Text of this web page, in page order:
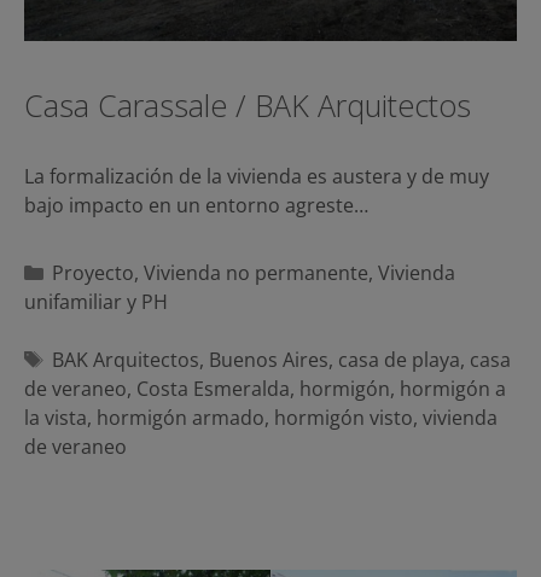
Casa Carassale / BAK Arquitectos
La formalización de la vivienda es austera y de muy
bajo impacto en un entorno agreste…
Categorías
Proyecto, Vivienda no permanente, Vivienda
unifamiliar y PH
Etiquetas
BAK Arquitectos, Buenos Aires, casa de playa, casa
de veraneo, Costa Esmeralda, hormigón, hormigón a
la vista, hormigón armado, hormigón visto, vivienda
de veraneo